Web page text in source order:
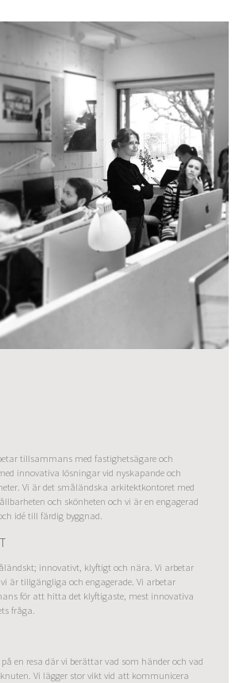
tillsammans med fastighetsägare och
innovativa lösningar vid nyskapande och
Vi är det småländska arkitektkontoret med
och skönheten och vi är en engagerad
idé till färdig byggnad.
innovativt, klyftigt och nära. Vi arbetar
är tillgängliga och engagerade. Vi arbetar
för att hitta det klyftigaste, mest innovativa
fråga.
en resa där vi berättar vad som händer och vad
Vi lägger stor vikt vid att kommunicera